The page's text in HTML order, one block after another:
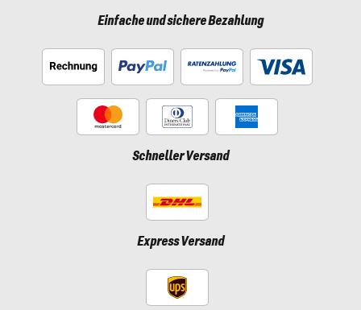
Einfache und sichere Bezahlung
Schneller Versand
Express Versand